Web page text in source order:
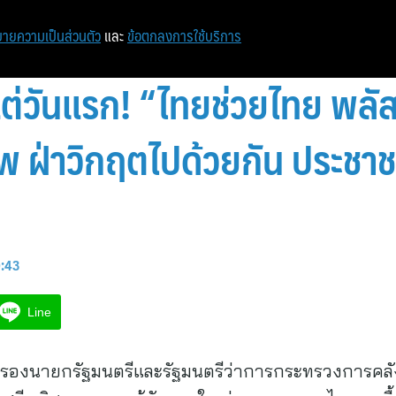
วันแรก! “ไทยช่วยไทย พ
ฝ่าวิกฤตไปด้วยกัน ประชา
Line
งนายกรัฐมนตรีและรัฐมนตรีว่าการกระทรวงการค
ยความเป็นส่วนตัว และ ข้อตกลงการใช้บริการ